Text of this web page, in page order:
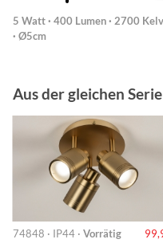
5 Watt · 400 Lumen · 2700
· Ø5cm
Aus der gleichen
74848 · IP44 · Vorrätig